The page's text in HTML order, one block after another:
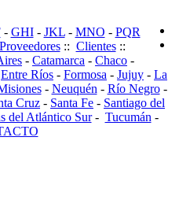
- GHI- JKL- MNO - PQR
Proveedores:: Clientes::
- Catamarca - Chaco -
Entre Ríos - Formosa - Jujuy - La
- Neuquén - Río Negro-
Cruz - Santa Fe - Santiago del
del Atlántico Sur- Tucumán -